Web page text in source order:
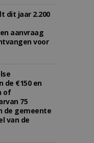
dit jaar 2.200
aanvraag
voor
de €150 en
of
75
de gemeente
van de